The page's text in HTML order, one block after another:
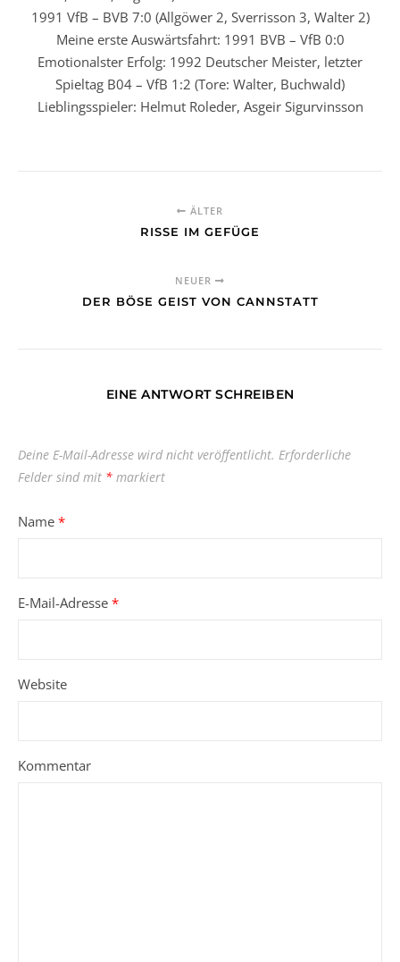
1991 VfB – BVB 7:0 (Allgöwer 2, Sverrisson 3, Walter 2)
Meine erste Auswärtsfahrt: 1991 BVB – VfB 0:0
Emotionalster Erfolg: 1992 Deutscher Meister, letzter
Spieltag B04 – VfB 1:2 (Tore: Walter, Buchwald)
Lieblingsspieler: Helmut Roleder, Asgeir Sigurvinsson
ÄLTER
RISSE IM GEFÜGE
NEUER
DER BÖSE GEIST VON CANNSTATT
EINE ANTWORT SCHREIBEN
Deine E-Mail-Adresse wird nicht veröffentlicht. Erforderliche
Felder sind mit * markiert
Name *
E-Mail-Adresse *
Website
Kommentar